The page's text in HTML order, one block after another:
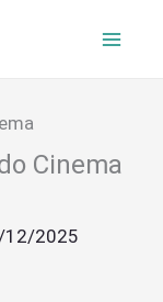
Cinema
12/2025